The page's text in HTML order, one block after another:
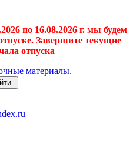
по 16.08.2026 г. мы будем
Завершите текущие
отпуска